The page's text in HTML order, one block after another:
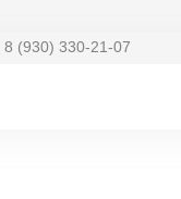
8 (930) 330-21-07